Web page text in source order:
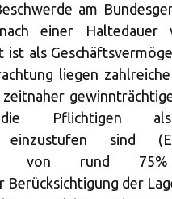
am
einer
ist als
liegen
Pflichtigen als
einzustufen
von rund
der